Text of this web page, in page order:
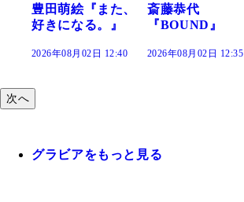
斎藤恭代
『BOUND』
2026年08月02日 12:35
咲田ゆな
『Sunflower』
2026年08月02日 12:30
次へ
グラビアをもっと見る